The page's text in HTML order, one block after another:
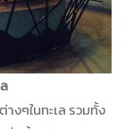
งๆในทะเล รวมทั้ง